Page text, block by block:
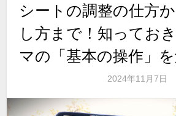
シートの調整の仕方
し方まで！知ってお
マの「基本の操作」
2024年11月7日